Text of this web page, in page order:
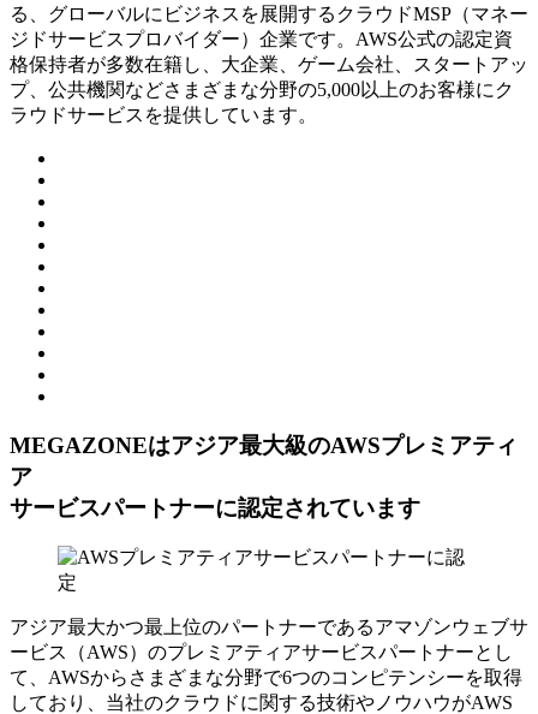
る、グローバルにビジネスを展開するクラウドMSP（マネー
ジドサービスプロバイダー）企業です。AWS公式の認定資
格保持者が多数在籍し、⼤企業、ゲーム会社、スタートアッ
プ、公共機関などさまざまな分野の5,000以上のお客様にク
ラウドサービスを提供しています。
MEGAZONEはアジア最⼤級のAWSプレミアティ
ア
サービスパートナーに認定されています
アジア最大かつ最上位のパートナーであるアマゾンウェブサ
ービス（AWS）のプレミアティアサービスパートナーとし
て、AWSからさまざまな分野で6つのコンピテンシーを取得
しており、当社のクラウドに関する技術やノウハウがAWS